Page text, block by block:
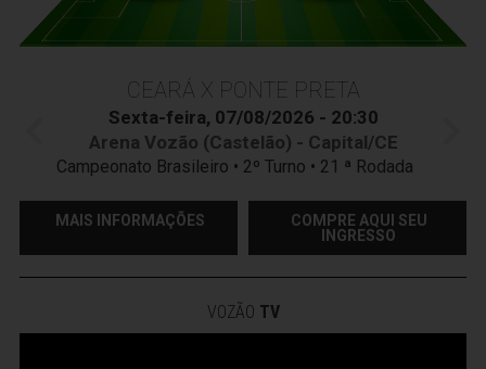
CEARÁ X PONTE PRETA
Sexta-feira, 07/08/2026 - 20:30
Arena Vozão (Castelão) - Capital/CE
Campeonato Brasileiro • 2º Turno • 21 ª Rodada
MAIS INFORMAÇÕES
COMPRE AQUI SEU
INGRESSO
VOZÃO TV